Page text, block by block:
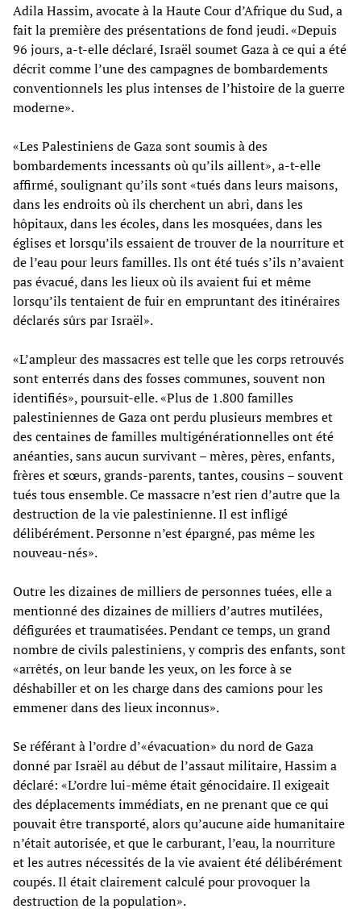
Adila Hassim, avocate à la Haute Cour d’Afrique du Sud, a
fait la première des présentations de fond jeudi. «Depuis
96 jours, a-t-elle déclaré, Israël soumet Gaza à ce qui a été
décrit comme l’une des campagnes de bombardements
conventionnels les plus intenses de l’histoire de la guerre
moderne».
«Les Palestiniens de Gaza sont soumis à des
bombardements incessants où qu’ils aillent», a-t-elle
affirmé, soulignant qu’ils sont «tués dans leurs maisons,
dans les endroits où ils cherchent un abri, dans les
hôpitaux, dans les écoles, dans les mosquées, dans les
églises et lorsqu’ils essaient de trouver de la nourriture et
de l’eau pour leurs familles. Ils ont été tués s’ils n’avaient
pas évacué, dans les lieux où ils avaient fui et même
lorsqu’ils tentaient de fuir en empruntant des itinéraires
déclarés sûrs par Israël».
«L’ampleur des massacres est telle que les corps retrouvés
sont enterrés dans des fosses communes, souvent non
identifiés», poursuit-elle. «Plus de 1.800 familles
palestiniennes de Gaza ont perdu plusieurs membres et
des centaines de familles multigénérationnelles ont été
anéanties, sans aucun survivant – mères, pères, enfants,
frères et sœurs, grands-parents, tantes, cousins – souvent
tués tous ensemble. Ce massacre n’est rien d’autre que la
destruction de la vie palestinienne. Il est infligé
délibérément. Personne n’est épargné, pas même les
nouveau-nés».
Outre les dizaines de milliers de personnes tuées, elle a
mentionné des dizaines de milliers d’autres mutilées,
défigurées et traumatisées. Pendant ce temps, un grand
nombre de civils palestiniens, y compris des enfants, sont
«arrêtés, on leur bande les yeux, on les force à se
déshabiller et on les charge dans des camions pour les
emmener dans des lieux inconnus».
Se référant à l’ordre d’«évacuation» du nord de Gaza
donné par Israël au début de l’assaut militaire, Hassim a
déclaré: «L’ordre lui-même était génocidaire. Il exigeait
des déplacements immédiats, en ne prenant que ce qui
pouvait être transporté, alors qu’aucune aide humanitaire
n’était autorisée, et que le carburant, l’eau, la nourriture
et les autres nécessités de la vie avaient été délibérément
coupés. Il était clairement calculé pour provoquer la
destruction de la population».